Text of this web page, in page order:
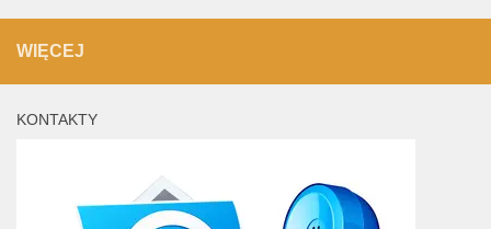
WIĘCEJ
KONTAKTY